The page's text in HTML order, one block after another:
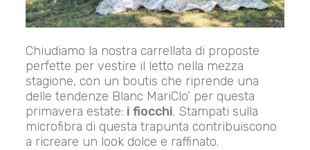
Chiudiamo la nostra carrellata di proposte
perfette per vestire il letto nella mezza
stagione, con un boutis che riprende una
delle tendenze Blanc MariClo’ per questa
primavera estate: i fiocchi. Stampati sulla
microfibra di questa trapunta contribuiscono
a ricreare un look dolce e raffinato.